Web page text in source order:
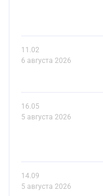
11.02
6 августа 2026
16.05
5 августа 2026
14.09
5 августа 2026